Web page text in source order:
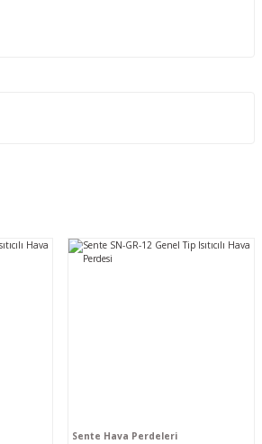
Sente Hava Perdeleri